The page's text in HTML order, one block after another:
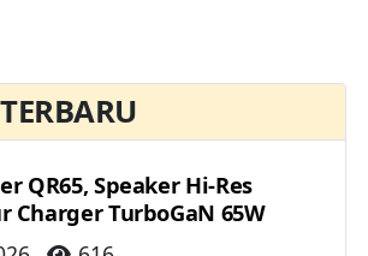
QR65, Speaker Hi-Res
Charger TurboGaN 65W